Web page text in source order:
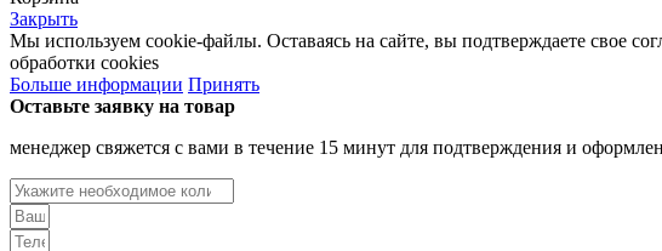
Закрыть
Мы используем cookie-файлы. Оставаясь на сайте, вы подтверждаете свое
обработки cookies
Больше информации Принять
Оставьте заявку на товар
менеджер свяжется с вами в течение 15 минут для подтверждения и